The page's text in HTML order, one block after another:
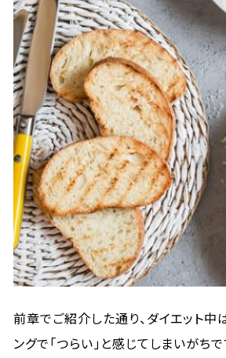
前章でご紹介した通り、ダイエット中
ングで「つらい」と感じてしまいがち